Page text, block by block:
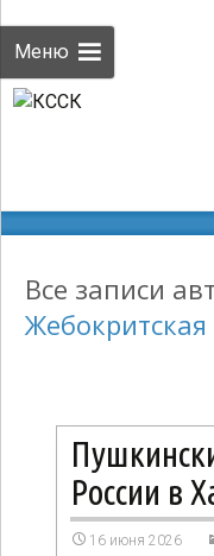
Меню
Все записи
Жебокритская
России в
16 июня 2026